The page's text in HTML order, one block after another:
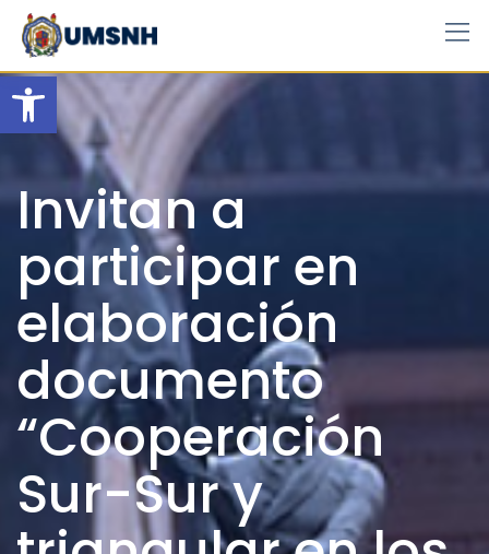
Open toolbar
Skip
content
Invitan a
participar en
elaboración
documento
“Cooperación
Sur-Sur y